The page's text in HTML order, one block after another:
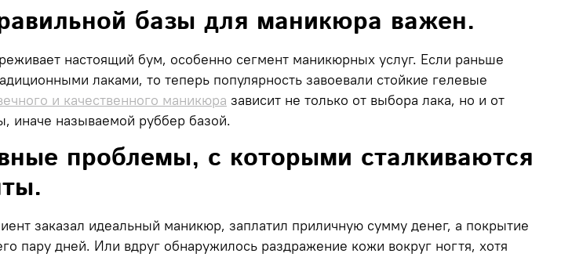
базы для маникюра важен.
настоящий бум, особенно сегмент маникюрных услуг. Если раньше
лаками, то теперь популярность завоевали стойкие гелевые
и качественного маникюра зависит не только от выбора лака, но и от
иначе называемой руббер базой.
проблемы, с которыми сталкиваются
заказал идеальный маникюр, заплатил приличную сумму денег, а покрытие
пару дней. Или вдруг обнаружилось раздражение кожи вокруг ногтя, хотя